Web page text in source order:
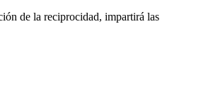
de la reciprocidad, impartirá las